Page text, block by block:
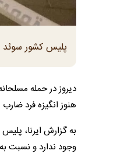
پلیس کشور سوئد
هنوز انگیزه فرد
به گزارش ایرنا،
وجود ندارد و نسبت